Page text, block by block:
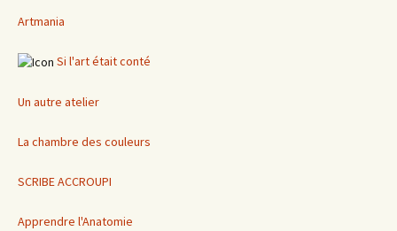
Artmania
Si l'art était conté
Un autre atelier
La chambre des couleurs
SCRIBE ACCROUPI
Apprendre l'Anatomie